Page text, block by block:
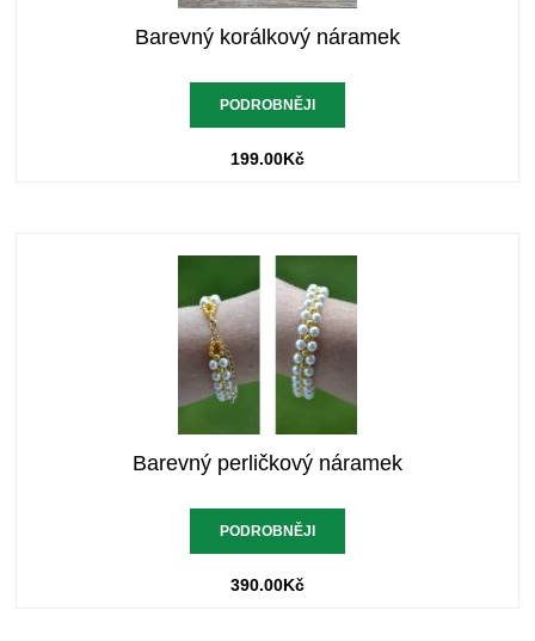
Barevný korálkový náramek
PODROBNĚJI
199.00Kč
Barevný perličkový náramek
PODROBNĚJI
390.00Kč